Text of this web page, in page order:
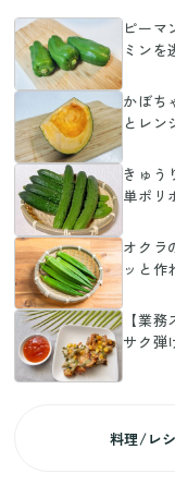
ピーマ
ミンを
かぼち
とレン
きゅう
単ポリ
オクラ
ッと作
【業
サク弾
料理/レ